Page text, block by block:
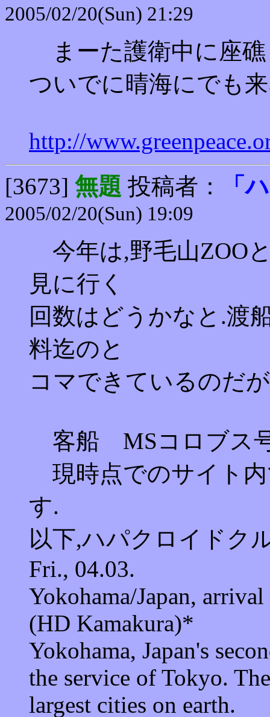
2005/02/20(Sun) 21:29
まーた護衛中に座
ついでに晴海にでも
http://
[3673] 無題 投稿者： 「
2005/02/20(Sun) 19:09
今年は,野毛山ZOO
見に行く
回数はどうかなと.渡
料迄のと
コマできているのだ
客船 MSコロブス
現時点でのサイト
す.
以下,ハパクロイドク
Fri., 04.03.
Yokohama/Japan,
(HD Kamakura)*
Yokohama, Japan's
the service of Tokyo.
largest cities on earth.